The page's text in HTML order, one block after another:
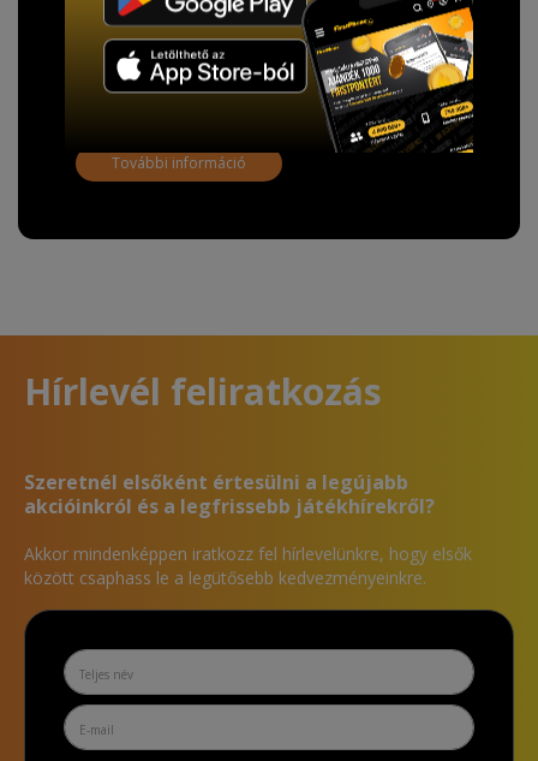
A Kormány döntése alapján a kereskedő minden tartós
adathordozó termék vásárlásakor köteles ingyenes
adattörlő kódot biztosítani.
További információ
Hírlevél feliratkozás
Szeretnél elsőként értesülni a legújabb
akcióinkról és a legfrissebb játékhírekről?
Akkor mindenképpen iratkozz fel hírlevelünkre, hogy elsők
között csaphass le a legütősebb kedvezményeinkre.